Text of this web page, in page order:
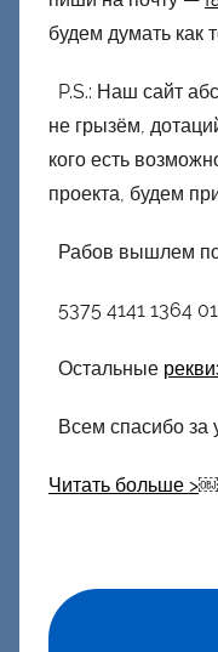
будем думать как
P.S.: Наш сайт
не грызём,
кого есть
проекта, будем
Рабов вышлем
5375 4141 1364
Остальные
Всем спасибо за
Читать больше >￼